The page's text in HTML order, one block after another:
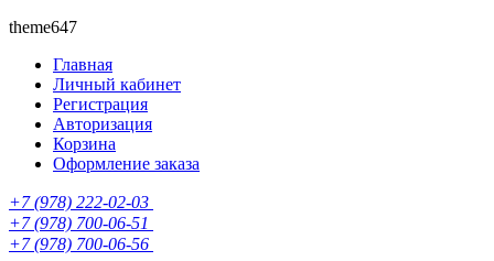
theme647
Главная
Личный кабинет
Регистрация
Авторизация
Корзина
Оформление заказа
+7 (978) 222-02-03
+7 (978) 700-06-51
+7 (978) 700-06-56